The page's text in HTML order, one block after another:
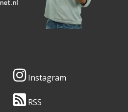
Instagram
RSS